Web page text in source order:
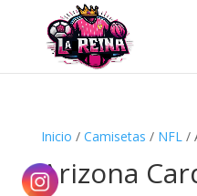
Búsqueda
productos
Inicio / Camisetas / NFL/
Arizona